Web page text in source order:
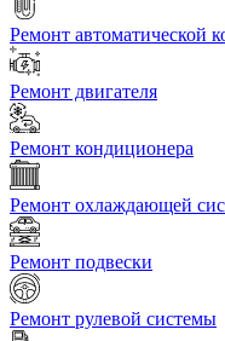
Ремонт автоматической
Ремонт двигателя
Ремонт кондиционера
Ремонт охлаждающей
Ремонт подвески
Ремонт рулевой системы